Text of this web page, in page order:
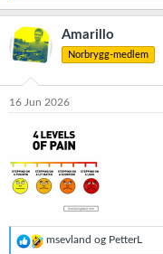
a
s
j
n
e
Amarillo
Norbrygg-medlem
16 Jun 2026
R
msevland og PetterL